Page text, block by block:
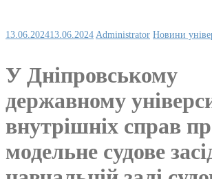
13.06.202413.06.2024 Administrator Новини
У Дніпровському
державному
внутрішніх справ
модельне судове